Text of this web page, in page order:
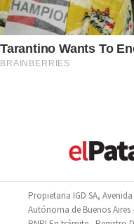
Propietaria IGD SA,
Autónoma de Buenos